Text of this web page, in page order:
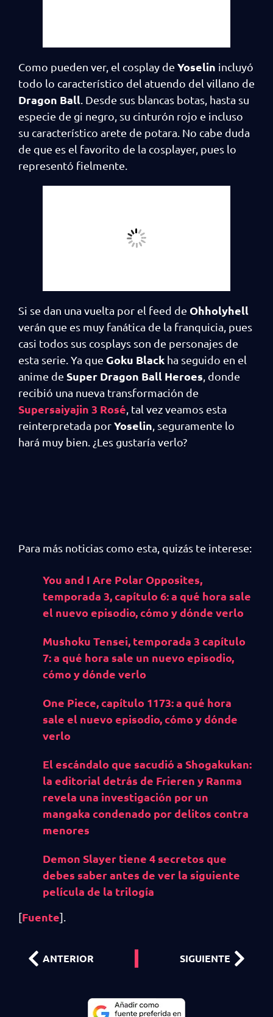
Como pueden ver, el cosplay de Yoselin incluyó
todo lo característico del atuendo del villano de
Dragon Ball . Desde sus blancas botas, hasta su
especie de gi negro, su cinturón rojo e incluso
su característico arete de potara. No cabe duda
de que es el favorito de la cosplayer, pues lo
representó fielmente.
Si se dan una vuelta por el feed de Ohholyhell
verán que es muy fanática de la franquicia, pues
casi todos sus cosplays son de personajes de
esta serie. Ya que Goku Black ha seguido en el
anime de Super Dragon Ball Heroes , donde
recibió una nueva transformación de
Supersaiyajin 3 Rosé , tal vez veamos esta
reinterpretada porYoselin , seguramente lo
hará muy bien. ¿Les gustaría verlo?
Para más noticias como esta, quizás te interese:
You and I Are Polar Opposites,
temporada 3, capítulo 6: a qué hora sale
el nuevo episodio, cómo y dónde verlo
Mushoku Tensei, temporada 3 capítulo
7: a qué hora sale un nuevo episodio,
cómo y dónde verlo
One Piece, capítulo 1173: a qué hora
sale el nuevo episodio, cómo y dónde
verlo
El escándalo que sacudió a Shogakukan:
la editorial detrás de Frieren y Ranma
revela una investigación por un
mangaka condenado por delitos contra
menores
Demon Slayer tiene 4 secretos que
debes saber antes de ver la siguiente
película de la trilogía
[Fuente].
ANTERIOR SIGUIENTE